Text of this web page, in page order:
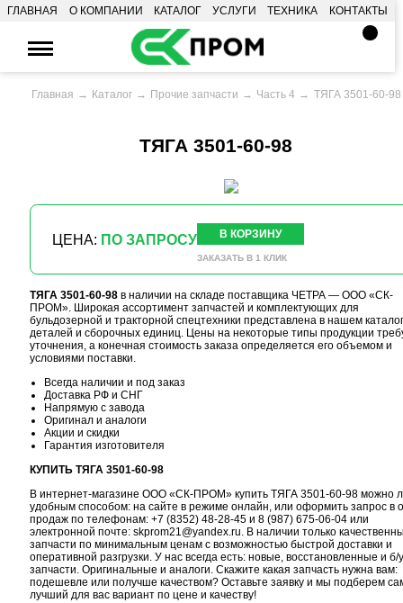
ГЛАВНАЯ О КОМПАНИИ КАТАЛОГ УСЛУГИ ТЕХНИКА КОНТАКТЫ
Главная Каталог Прочие запчасти Часть 4 ТЯГА 3501-60-98
ТЯГА 3501-60-98
ЦЕНА: ПО ЗАПРОСУ В КОРЗИНУ
ЗАКАЗАТЬ В 1 КЛИК
ТЯГА 3501-60-98в наличии на складе поставщика ЧЕТРА — ООО «СК-
ПРОМ». Широкая ассортимент запчастей и комплектующих для
бульдозерной и тракторной спецтехники представлена в нашем
деталей и сборочных единиц. Цены на некоторые типы продукции
уточнения, а конечная стоимость заказа определяется его объемом и
условиями поставки.
Всегда наличии и под заказ
Доставка РФ и СНГ
Напрямую с завода
Оригинал и аналоги
Акции и скидки
Гарантия изготовителя
КУПИТЬ ТЯГА 3501-60-98
В интернет-магазине ООО «СК-ПРОМ» купить ТЯГА 3501-60-98 можно
удобным способом: на сайте в режиме онлайн, или оформить запрос в
продаж по телефонам: +7 (8352) 48-28-45и 8 (987) 675-06-04или
электронной почте: skprom21@yandex.ru. В наличии только
запчасти по минимальным ценам с возможностью быстрой доставки и
оперативной разгрузки. У нас всегда есть: новые, восстановленные и б/у
запчасти. Оригинальные и аналоги. Скажите какая запчасть нужна вам:
подешевле или получше качеством? Оставьте заявку и мы подберем
лучший для вас вариант по цене и качеству!